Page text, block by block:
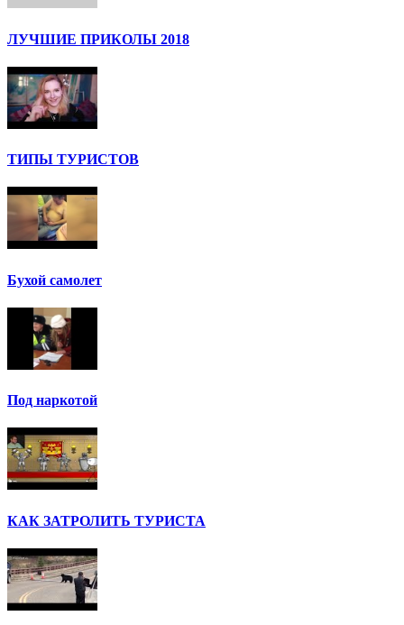
ЛУЧШИЕ ПРИКОЛЫ 2018
ТИПЫ ТУРИСТОВ
Бухой самолет
Под наркотой
КАК ЗАТРОЛИТЬ ТУРИСТА